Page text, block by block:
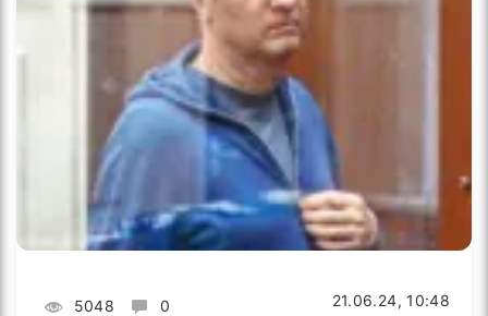
5048 0 21.06.24, 10:48